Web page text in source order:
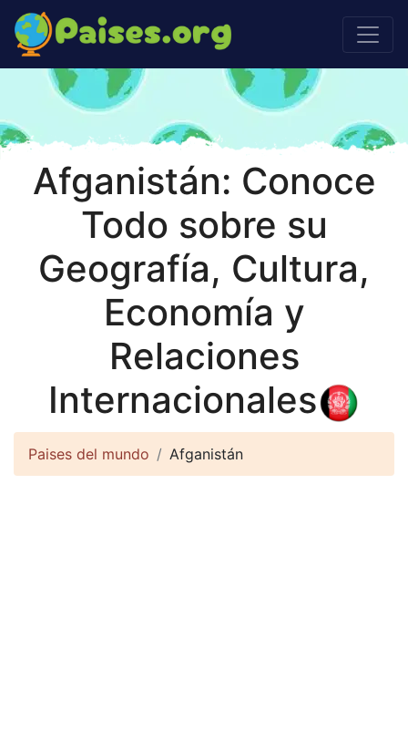
Afganistán: Conoce
Todo sobre su
Geografía, Cultura,
Economía y
Relaciones
Internacionales
Paises del mundo Afganistán